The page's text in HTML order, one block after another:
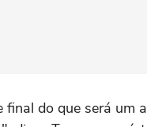
final do que será um